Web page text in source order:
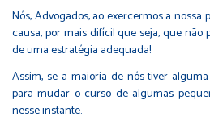
Nós, Advogados, ao exercermos a nossa
causa, por mais difícil que seja, que não
de uma estratégia adequada!
Assim, se a maioria de nós tiver
para mudar o curso de algumas
nesse instante.